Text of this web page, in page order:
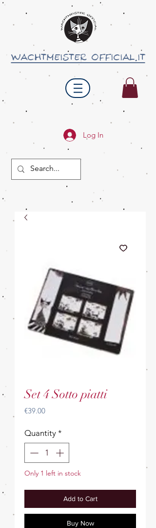
wachtmeister official.it
Log In
Set 4 Sotto piatti
€39.00Price
Quantity *
Only 1 left in stock
Add to Cart
Buy Now